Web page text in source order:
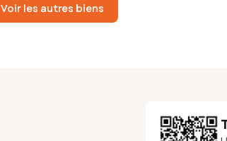
Voir les autres biens